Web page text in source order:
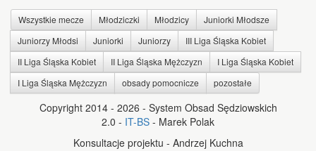
Wszystkie mecze Młodziczki Młodzicy
Juniorki Młodsze
Juniorzy Młodsi
Juniorki Juniorzy
III Liga Śląska Kobiet
II Liga Śląska Kobiet
II Liga Śląska Mężczyzn
I Liga Śląska Kobiet
I Liga Śląska Mężczyzn
obsady pomocnicze pozostałe
Copyright 2014 - 2026 - System Obsad Sędziowskich
2.0 - IT-BS - Marek Polak
Konsultacje projektu - Andrzej Kuchna